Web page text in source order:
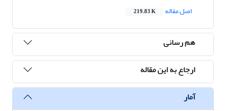
اصل مقاله
219.83 K
هم رسانی
ارجاع به این مقاله
آمار